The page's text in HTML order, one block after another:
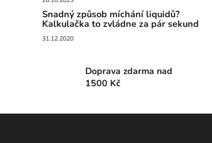
Snadný způsob míchání liquidů?
Kalkulačka to zvládne za pár sekund
31.12.2020
Doprava zdarma nad
1500 Kč